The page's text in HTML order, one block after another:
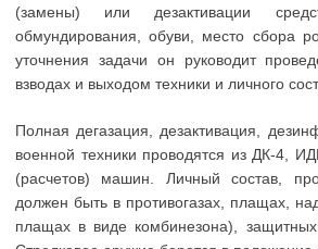
(замены) или дезактивации
обмундирования, обуви, место сбора
уточнения задачи он руководит
взводах и выходом техники и личного
Полная дегазация, дезактивация,
военной техники проводятся из ДК-4,
(расчетов) машин. Личный состав,
должен быть в противогазах, плащах,
плащах в виде комбинезона), защитных